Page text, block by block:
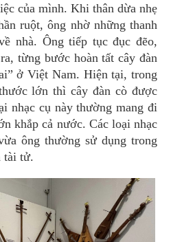
của mình. Khi thân dừa nhẹ
ruột, ông nhờ những thanh
nhà. Ông tiếp tục đục đẽo,
từng bước hoàn tất cây đàn
ở Việt Nam. Hiện tại, trong
lớn thì cây đàn cò được
nhạc cụ này thường mang đi
khắp cả nước. Các loại nhạc
ông thường sử dụng trong
tài tử.